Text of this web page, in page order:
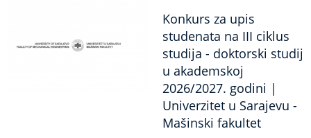
Konkurs za upis
studenata na III ciklus
studija - doktorski studij
u akademskoj
2026/2027. godini |
Univerzitet u Sarajevu -
Mašinski fakultet